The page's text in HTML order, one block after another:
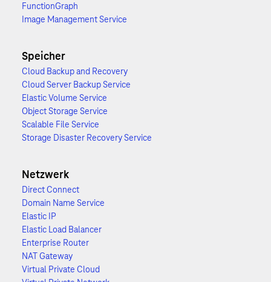
FunctionGraph
Image Management Service
Speicher
Cloud Backup and Recovery
Cloud Server Backup Service
Elastic Volume Service
Object Storage Service
Scalable File Service
Storage Disaster Recovery Service
Netzwerk
Direct Connect
Domain Name Service
Elastic IP
Elastic Load Balancer
Enterprise Router
NAT Gateway
Virtual Private Cloud